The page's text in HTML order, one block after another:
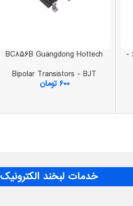
۶۷۹۹۷-۲۰۶HLF Amphenol FCI -
BC۸۵۶B Guangdong Hottech
Bipolar Transistors - BJT
۶۰۰ تومان
خدمات لبخند الکترونیک